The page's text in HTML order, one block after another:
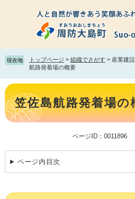
頭
で
飛
ば
て
文
へ
現在地 トップページ > 組織でさがす > 産業建
航路発着場の概要
本
文 笠佐島航路発着場の
ページID：0011896
ページ内目次